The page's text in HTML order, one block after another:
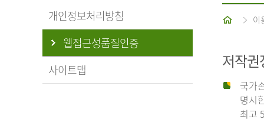
개인정보처리방침
웹접근성품질인증
사이트맵
홈 이
저작권
국가
명시
최고